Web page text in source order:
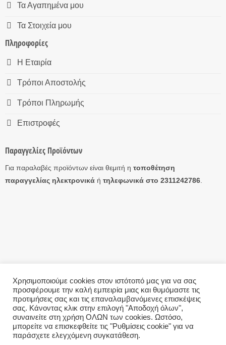
Τα Αγαπημένα μου
Τα Στοιχεία μου
Πληροφορίες
Η Εταιρία
Τρόποι Αποστολής
Τρόποι Πληρωμής
Επιστροφές
Παραγγελίες Προϊόντων
Για παραλαβές προϊόντων είναι θεμιτή η τοποθέτηση
παραγγελίας ηλεκτρονικάή τηλεφωνικά στο 2311242786.
Η ΕΤΑΙΡΊΑ ΤΡΌΠΟΙ ΑΠΟΣΤΟΛΉΣ
ΤΡΌΠΟΙ ΠΛΗΡΩΜΉΣ
ΕΠΙΣΤΡΟΦΈΣ
ΕΠΙΚΟΙΝΩΝΊΑ ΌΡΟΙ ΧΡΉΣΗΣ – GDPR
Copyright 2026 ©eAntallaktika.gr
Χρησιμοποιούμε cookies στον ιστότοπό μας για να σας
προσφέρουμε την καλή εμπειρία μιας και θυμόμαστε τις
προτιμήσεις σας και τις επαναλαμβανόμενες επισκέψεις
σας. Κάνοντας κλικ στην επιλογή "Αποδοχή όλων",
συναινείτε στη χρήση ΟΛΩΝ των cookies. Ωστόσο,
μπορείτε να επισκεφθείτε τις "Ρυθμίσεις cookie" για να
παράσχετε ελεγχόμενη συγκατάθεση.